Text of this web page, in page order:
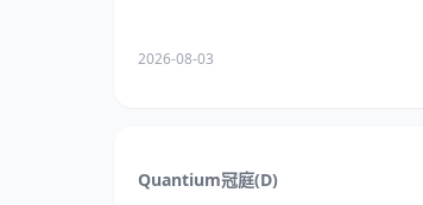
2026-08-03
Quantium冠庭(D)